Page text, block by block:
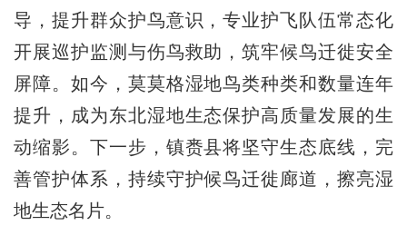
导，提升群众护鸟意识，专业护飞队伍常态化
开展巡护监测与伤鸟救助，筑牢候鸟迁徙安全
屏障。如今，莫莫格湿地鸟类种类和数量连年
提升，成为东北湿地生态保护高质量发展的生
动缩影。下一步，镇赉县将坚守生态底线，完
善管护体系，持续守护候鸟迁徙廊道，擦亮湿
地生态名片。